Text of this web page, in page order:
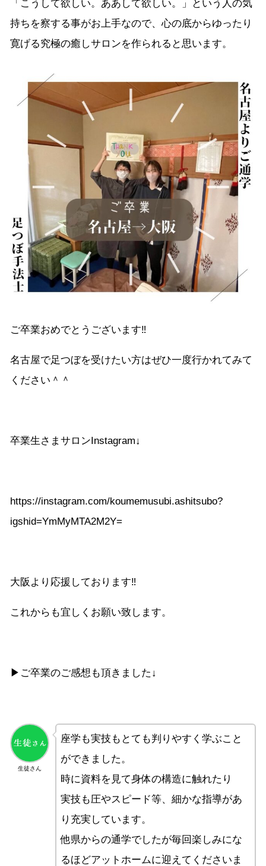
「こうして欲しい。ああして欲しい。」という人の気
持ちを察する事がお上手なので、心の底からゆったり
寛げる究極の癒しサロンを作られると思います。
ご卒業おめでとうございます‼︎
名古屋で足つぼを受けたい方はぜひ一度行かれてみて
ください＾＾
卒業生さまサロンInstagram↓
https://instagram.com/koumemusubi.ashitsubo?
igshid=YmMyMTA2M2Y=
大阪より応援しております‼︎
これからも宜しくお願い致します。
▶︎ご卒業のご感想も頂きました↓
生徒さん
座学も実技もとても判りやすく学ぶこと
ができました。
時に資料を見て身体の構造に触れたり
実技も圧やスピード等、細かな指導があ
り充実しています。
他県からの通学でしたが毎回楽しみにな
るほどアットホームに迎えてくださいま